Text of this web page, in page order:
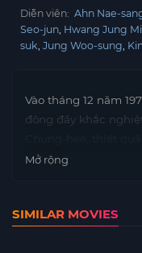
Diễn viên: Ahn Nae-
Seo-jun Hwang Jung
suk Jung Woo-sung
Vào tháng 12 năm
đông đầy khắc
đảo chính nổ ra bởi
chấp tin rằng quân
Mở rộng
SIMILAR MOVIES